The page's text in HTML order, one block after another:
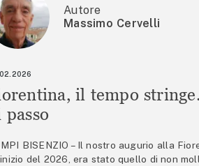
Autore
Massimo Cervelli
il tempo
passo
BISENZIO – Il nostro augurio alla
del 2026, era stato quello di non